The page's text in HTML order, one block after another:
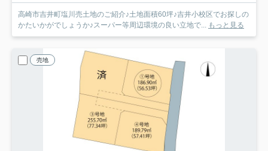
高崎市吉井町塩川売土地のご紹介♪土地面積60坪♪吉井小校区でお探しの
かたいかがでしょうか♪スーパー等周辺環境の良い立地で...
もっと見る
売地